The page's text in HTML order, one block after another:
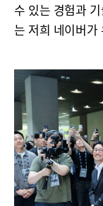
수 있는 경험과
는 저희 네이버가